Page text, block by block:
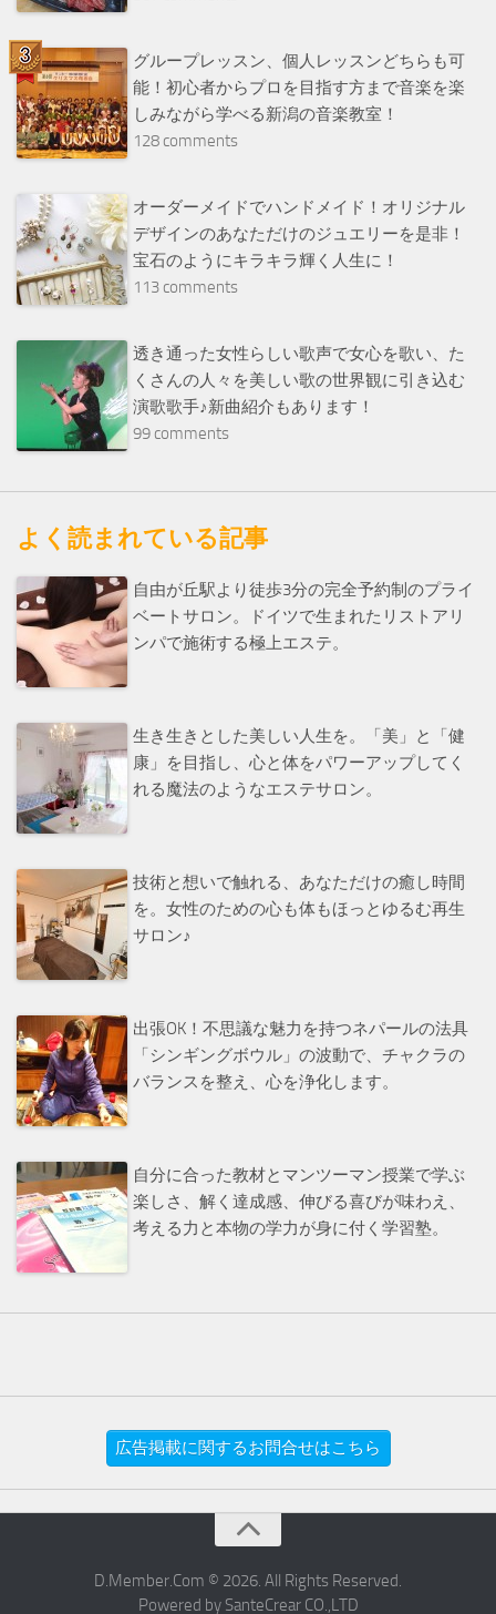
グループレッスン、個人レッスンどちらも可
能！初心者からプロを目指す方まで音楽を楽
しみながら学べる新潟の音楽教室！
128 comments
オーダーメイドでハンドメイド！オリジナル
デザインのあなただけのジュエリーを是非！
宝石のようにキラキラ輝く人生に！
113 comments
透き通った女性らしい歌声で女心を歌い、た
くさんの人々を美しい歌の世界観に引き込む
演歌歌手♪新曲紹介もあります！
99 comments
よく読まれている記事
自由が丘駅より徒歩3分の完全予約制のプライ
ベートサロン。ドイツで生まれたリストアリ
ンパで施術する極上エステ。
生き生きとした美しい人生を。「美」と「健
康」を目指し、心と体をパワーアップしてく
れる魔法のようなエステサロン。
技術と想いで触れる、あなただけの癒し時間
を。女性のための心も体もほっとゆるむ再生
サロン♪
出張OK！不思議な魅力を持つネパールの法具
「シンギングボウル」の波動で、チャクラの
バランスを整え、心を浄化します。
自分に合った教材とマンツーマン授業で学ぶ
楽しさ、解く達成感、伸びる喜びが味わえ、
考える力と本物の学力が身に付く学習塾。
広告掲載に関するお問合せはこちら
D.Member.Com © 2026. All Rights Reserved.
Powered by SanteCrear CO.,LTD